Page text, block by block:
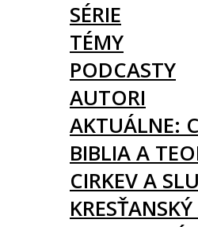
SÉRIE
TÉMY
PODCASTY
AUTORI
AKTUÁLNE:
BIBLIA A
CIRKEV A